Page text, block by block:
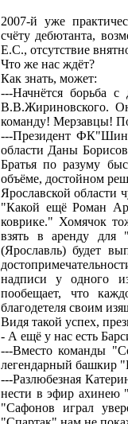
2007-й уже
счёту дебютанта,
Е.С., отсутствие
Что же нас ждёт?
Как знать, может:
---Начнётся борьба
В.В.Жириновского.
команду! Мерзавцы!
---Президент
области Даны
Братья по разуму
объёме, достойном
Ярославской области
"Какой ещё Роман
коврике." Хомячок
взять в аренду
(Ярославль) будет
надписи у одного
пообещает, что
благодетеля своим
Видя такой успех,
- А ещё у нас есть
---Вместо команды
легендарный башкир
---Разлюбезная
нести в эфир ахинею
"Сафонов играл